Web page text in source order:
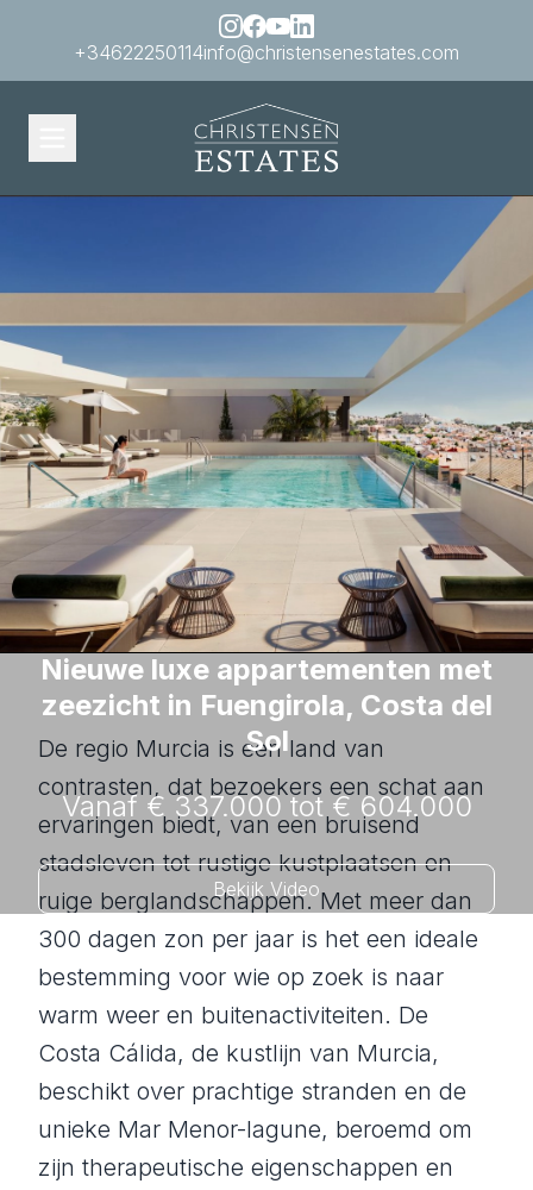
+34622250114info@christensenestates.com
Nieuwe luxe appartementen met
zeezicht in Fuengirola, Costa del
Sol
Vanaf € 337.000 tot € 604.000
Bekijk Video
De regio Murcia is een land van
contrasten, dat bezoekers een schat aan
ervaringen biedt, van een bruisend
stadsleven tot rustige kustplaatsen en
ruige berglandschappen. Met meer dan
300 dagen zon per jaar is het een ideale
bestemming voor wie op zoek is naar
warm weer en buitenactiviteiten. De
Costa Cálida, de kustlijn van Murcia,
beschikt over prachtige stranden en de
unieke Mar Menor-lagune, beroemd om
zijn therapeutische eigenschappen en